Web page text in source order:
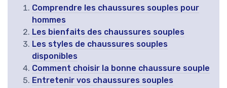
Comprendre les chaussures souples pour
hommes
Les bienfaits des chaussures souples
Les styles de chaussures souples
disponibles
Comment choisir la bonne chaussure souple
Entretenir vos chaussures souples